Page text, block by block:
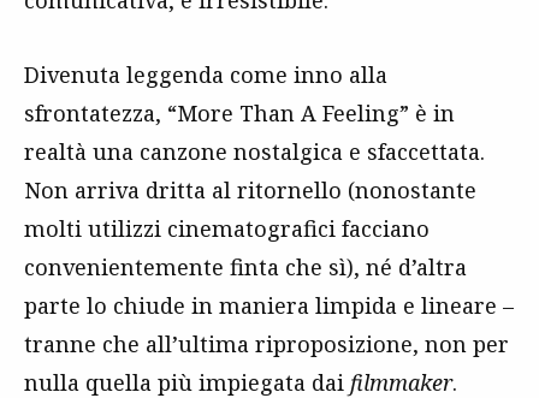
Divenuta leggenda come inno alla
sfrontatezza, “More Than A Feeling” è in
realtà una canzone nostalgica e sfaccettata.
Non arriva dritta al ritornello (nonostante
molti utilizzi cinematografici facciano
convenientemente finta che sì), né d’altra
parte lo chiude in maniera limpida e lineare –
tranne che all’ultima riproposizione, non per
nulla quella più impiegata dai filmmaker.